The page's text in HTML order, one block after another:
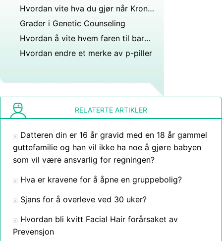
Hvordan vite hva du gjør når Kronisk llness har en negativ innvirkning på dine relasjoner
Grader i Genetic Counseling
Hvordan å vite hvem faren til barnet mitt er hvis jeg sov med mer enn én person
Hvordan endre et merke av p-piller
RELATERTE ARTIKLER
Datteren din er 16 år gravid med en 18 år gammel
guttefamilie og han vil ikke ha noe å gjøre babyen
som vil være ansvarlig for regningen?
Hva er kravene for å åpne en gruppebolig?
Sjans for å overleve ved 30 uker?
Hvordan bli kvitt Facial Hair forårsaket av
Prevensjon